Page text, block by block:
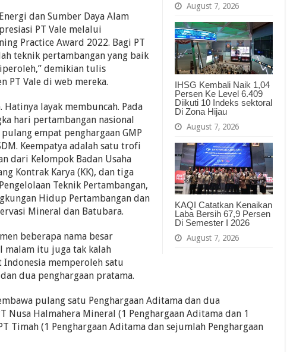
August 7, 2026
IHSG Kembali Naik 1,04
Persen Ke Level 6.409
Diikuti 10 Indeks sektoral
Di Zona Hijau
August 7, 2026
KAQI Catatkan Kenaikan
Laba Bersih 67,9 Persen
Di Semester I 2026
August 7, 2026
dan Sumber Daya Alam
PT Vale melalui
Practice Award 2022. Bagi PT
teknik pertambangan yang baik
demikian tulis
PT Vale di web mereka.
Hatinya layak membuncah. Pada
hari pertambangan nasional
empat penghargaan GMP
Keempatya adalah satu trofi
dari Kelompok Badan Usaha
Kontrak Karya (KK), dan tiga
Teknik Pertambangan,
Hidup Pertambangan dan
Mineral dan Batubara.
beberapa nama besar
malam itu juga tak kalah
Indonesia memperoleh satu
dua penghargaan pratama.
pulang satu Penghargaan Aditama dan dua
Nusa Halmahera Mineral (1 Penghargaan Aditama dan 1
Timah (1 Penghargaan Aditama dan sejumlah Penghargaan